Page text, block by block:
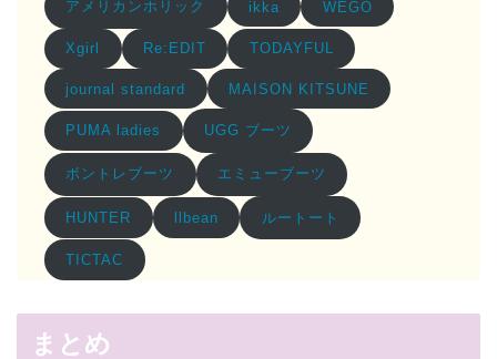
アメリカンホリック ikka WEGO
Xgirl Re:EDIT TODAYFUL
journal standard MAISON KITSUNE
PUMA ladies UGG ブーツ
ボントレブーツ エミューブーツ
HUNTER llbean ルートート
TICTAC
まとめ